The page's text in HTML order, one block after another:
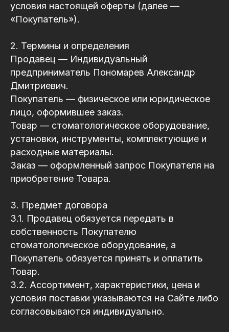
условия настоящей оферты (далее —
«Покупатель»).
2. Термины и определения
Продавец — Индивидуальный
предприниматель Пономарев Александр
Дмитриевич.
Покупатель — физическое или юридическое
лицо, оформившее заказ.
Товар — стоматологическое оборудование,
установки, инструменты, комплектующие и
расходные материалы.
Заказ — оформленный запрос Покупателя на
приобретение Товара.
3. Предмет договора
3.1. Продавец обязуется передать в
собственность Покупателю
стоматологическое оборудование, а
Покупатель обязуется принять и оплатить
Товар.
3.2. Ассортимент, характеристики, цена и
условия поставки указываются на Сайте либо
согласовываются индивидуально.